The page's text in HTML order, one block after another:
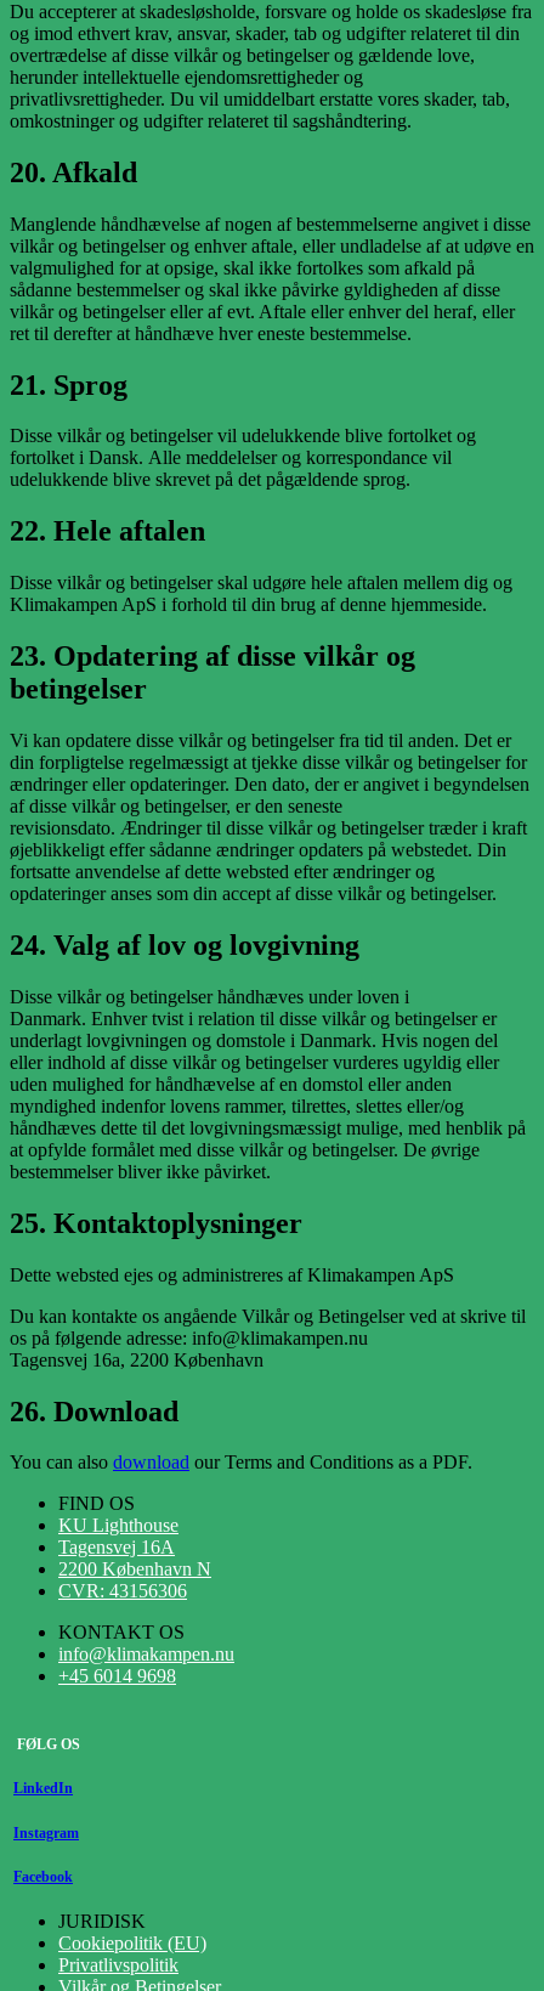
Du accepterer at skadesløsholde, forsvare og holde os skadesløse fra
og imod ethvert krav, ansvar, skader, tab og udgifter relateret til din
overtrædelse af disse vilkår og betingelser og gældende love,
herunder intellektuelle ejendomsrettigheder og
privatlivsrettigheder. Du vil umiddelbart erstatte vores skader, tab,
omkostninger og udgifter relateret til sagshåndtering.
20. Afkald
Manglende håndhævelse af nogen af bestemmelserne angivet i disse
vilkår og betingelser og enhver aftale, eller undladelse af at udøve en
valgmulighed for at opsige, skal ikke fortolkes som afkald på
sådanne bestemmelser og skal ikke påvirke gyldigheden af disse
vilkår og betingelser eller af evt. Aftale eller enhver del heraf, eller
ret til derefter at håndhæve hver eneste bestemmelse.
21. Sprog
Disse vilkår og betingelser vil udelukkende blive fortolket og
fortolket i Dansk. Alle meddelelser og korrespondance vil
udelukkende blive skrevet på det pågældende sprog.
22. Hele aftalen
Disse vilkår og betingelser skal udgøre hele aftalen mellem dig og
Klimakampen ApS i forhold til din brug af denne hjemmeside.
23. Opdatering af disse vilkår og
betingelser
Vi kan opdatere disse vilkår og betingelser fra tid til anden. Det er
din forpligtelse regelmæssigt at tjekke disse vilkår og betingelser for
ændringer eller opdateringer. Den dato, der er angivet i begyndelsen
af disse vilkår og betingelser, er den seneste
revisionsdato. Ændringer til disse vilkår og betingelser træder i kraft
øjeblikkeligt effer sådanne ændringer opdaters på webstedet. Din
fortsatte anvendelse af dette websted efter ændringer og
opdateringer anses som din accept af disse vilkår og betingelser.
24. Valg af lov og lovgivning
Disse vilkår og betingelser håndhæves under loven i
Danmark. Enhver tvist i relation til disse vilkår og betingelser er
underlagt lovgivningen og domstole i Danmark. Hvis nogen del
eller indhold af disse vilkår og betingelser vurderes ugyldig eller
uden mulighed for håndhævelse af en domstol eller anden
myndighed indenfor lovens rammer, tilrettes, slettes eller/og
håndhæves dette til det lovgivningsmæssigt mulige, med henblik på
at opfylde formålet med disse vilkår og betingelser. De øvrige
bestemmelser bliver ikke påvirket.
25. Kontaktoplysninger
Dette websted ejes og administreres af Klimakampen ApS
Du kan kontakte os angående Vilkår og Betingelser ved at skrive til
os på følgende adresse: info@klimakampen.nu
Tagensvej 16a, 2200 København
26. Download
You can also download our Terms and Conditions as a PDF.
FIND OS
KU Lighthouse
Tagensvej 16A
2200 København N
CVR: 43156306
KONTAKT OS
info@klimakampen.nu
+45 6014 9698
FØLG OS
LinkedIn
Instagram
Facebook
JURIDISK
Cookiepolitik (EU)
Privatlivspolitik